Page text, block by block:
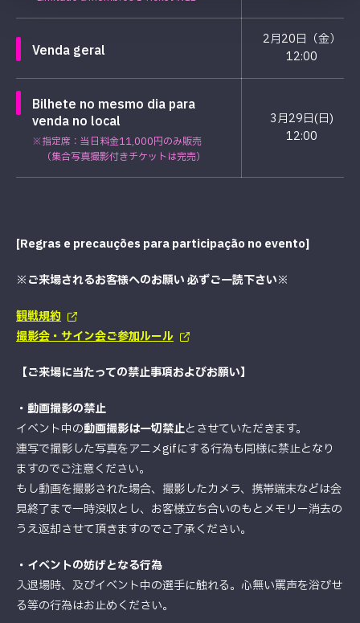
Venda geral
2月20日（金）
12:00
Bilhete no mesmo dia para
venda no local
※指定席：当日料金11,000円のみ販売
（集合写真撮影付きチケットは完売）
3月29日(日)
12:00
[Regras e precauções para participação no evento]
※ご来場されるお客様へのお願い 必ずご一読下さい※
観戦規約
撮影会・サイン会ご参加ルール
【ご来場に当たっての禁止事項およびお願い】
・動画撮影の禁止
イベント中の動画撮影は一切禁止とさせていただきます。
連写で撮影した写真をアニメgifにする行為も同様に禁止となり
ますのでご注意ください。
もし動画を撮影された場合、撮影したカメラ、携帯端末などは会
見終了まで一時没収とし、お客様立ち合いのもとメモリー消去の
うえ返却させて頂きますのでご了承ください。
・イベントの妨げとなる行為
入退場時、及びイベント中の選手に触れる。心無い罵声を浴びせ
る等の行為はお止めください。